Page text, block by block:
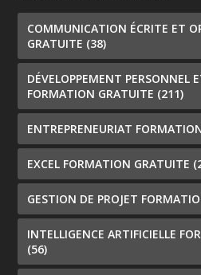
COMMUNICATION ÉCRITE ET
GRATUITE (38)
DÉVELOPPEMENT PERSONNEL
FORMATION GRATUITE (211)
ENTREPRENEURIAT
EXCEL FORMATION GRATUITE
GESTION DE PROJET
INTELLIGENCE ARTIFICIELLE
(56)